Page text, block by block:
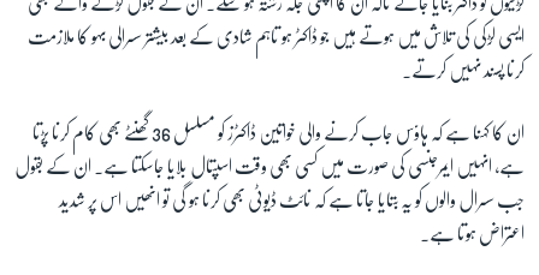
ایسی لڑکی کی تلاش میں ہوتے ہیں جو ڈاکٹر ہو تاہم شادی کے بعد بیشتر سسرالی بہو کا ملازمت
کرنا پسند نہیں کرتے۔
ان کا کہنا ہے کہ ہاوؑس جاب کرنے والی خواتین ڈاکٹرز کو مسلسل 36 گھنٹے بھی کام کرنا پڑتا
ہے، انہیں ایمرجنسی کی صورت میں کسی بھی وقت اسپتال بلایا جاسکتا ہے۔ ان کے بقول
جب سسرال والوں کو یہ بتایا جاتا ہے کہ نائٹ ڈیوٹی بھی کرنا ہو گی تو انھیں اس پر شدید
اعتراض ہوتا ہے۔